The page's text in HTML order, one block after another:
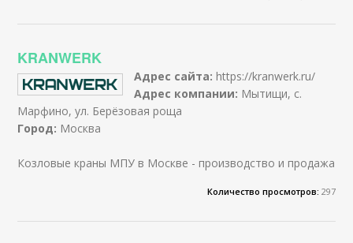
KRANWERK
Адрес сайта: https://kranwerk.ru/
Адрес компании: Мытищи, с.
Марфино, ул. Берёзовая роща
Город: Москва
Козловые краны МПУ в Москве - производство и продажа
Количество просмотров: 297